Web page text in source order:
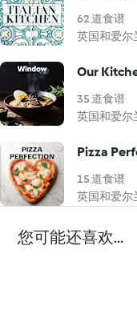
62 道食谱
英国和爱尔
Our
35 道食谱
英国和爱尔
Pizza
15 道食谱
英国和爱尔
您可能还喜欢...